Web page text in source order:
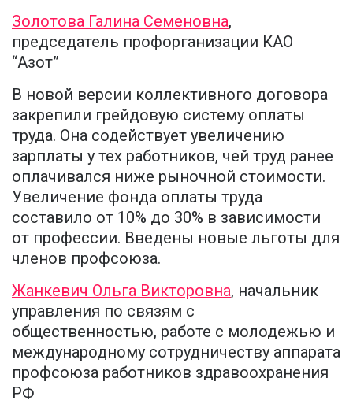
Золотова Галина Семеновна,
председатель профорганизации КАО
“Азот”
В новой версии коллективного договора
закрепили грейдовую систему оплаты
труда. Она содействует увеличению
зарплаты у тех работников, чей труд ранее
оплачивался ниже рыночной стоимости.
Увеличение фонда оплаты труда
составило от 10% до 30% в зависимости
от профессии. Введены новые льготы для
членов профсоюза.
Жанкевич Ольга Викторовна, начальник
управления по связям с
общественностью, работе с молодежью и
международному сотрудничеству аппарата
профсоюза работников здравоохранения
РФ